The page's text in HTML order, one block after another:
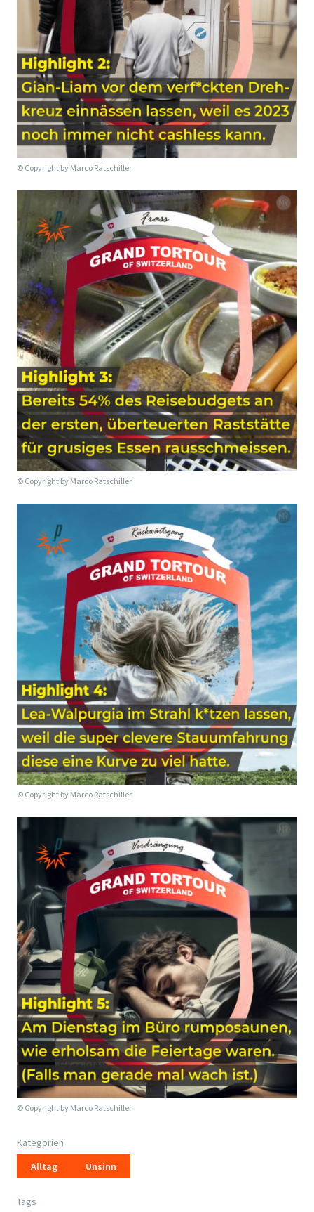
© Copyright by Marco Ratschiller
© Copyright by Marco Ratschiller
© Copyright by Marco Ratschiller
© Copyright by Marco Ratschiller
Kategorien
Alltag
Unsinn
Tags